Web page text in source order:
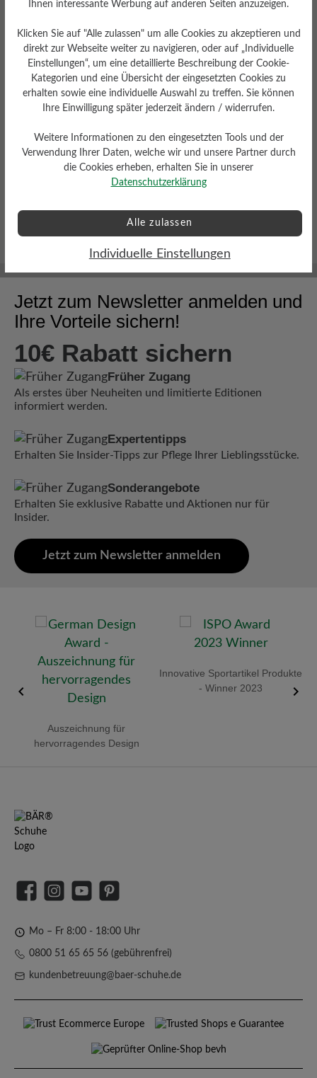
Fragen beantwortet Ihnen Herr Werner Ruf
gerne telefonisch unter 07142 956665
Jetzt bewerben Druckversion
Jetzt zum Newsletter anmelden und
Ihre Vorteile sichern!
10€ Rabatt sichern
Früher Zugang
Als erstes über Neuheiten und limitierte Editionen
informiert werden.
Expertentipps
Erhalten Sie Insider-Tipps zur Pflege Ihrer Lieblingsstücke.
Sonderangebote
Erhalten Sie exklusive Rabatte und Aktionen nur für
Insider.
Jetzt zum Newsletter anmelden
Auszeichnung für
hervorragendes Design
Innovative Sportartikel Produkte
- Winner 2023
FacebookInstagramYouTubePinterest
Mo – Fr 8:00 - 18:00 Uhr
0800 51 65 65 56 (gebührenfrei)
kundenbetreuung@baer-schuhe.de
Ihnen interessante Werbung auf anderen Seiten anzuzeigen.
Klicken Sie auf "Alle zulassen" um alle Cookies zu akzeptieren und
direkt zur Webseite weiter zu navigieren, oder auf „Individuelle
Einstellungen“, um eine detaillierte Beschreibung der Cookie-
Kategorien und eine Übersicht der eingesetzten Cookies zu
erhalten sowie eine individuelle Auswahl zu treffen. Sie können
Ihre Einwilligung später jederzeit ändern / widerrufen.
Weitere Informationen zu den eingesetzten Tools und der
Verwendung Ihrer Daten, welche wir und unsere Partner durch
die Cookies erheben, erhalten Sie in unserer
Datenschutzerklärung
Alle zulassen
Individuelle Einstellungen